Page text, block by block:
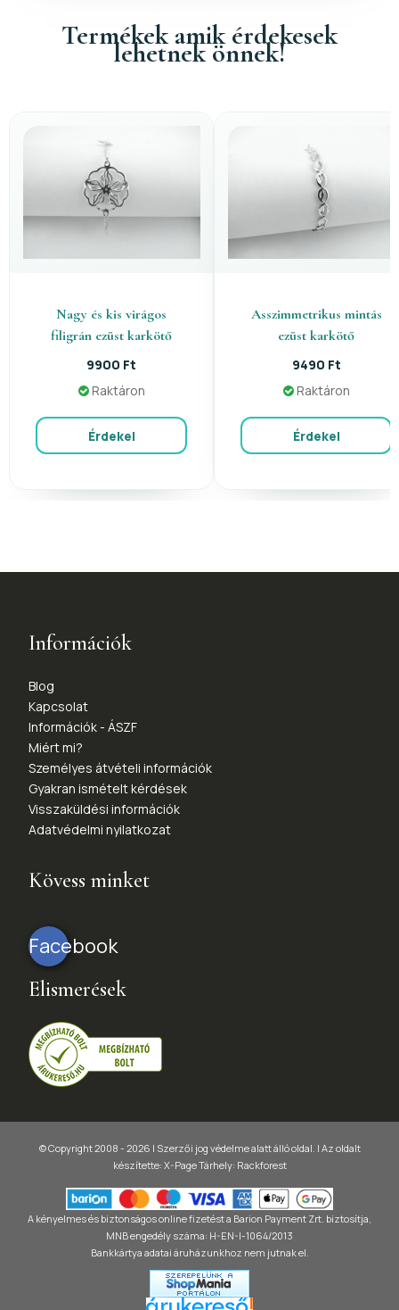
Termékek amik érdekesek
lehetnek önnek!
Nagy és kis virágos
filigrán ezüst karkötő
9900 Ft
Raktáron
Érdekel
Asszimmetrikus mintás
ezüst karkötő
9490 Ft
Raktáron
Érdekel
Információk
Blog
Kapcsolat
Információk - ÁSZF
Miért mi?
Személyes átvételi információk
Gyakran ismételt kérdések
Visszaküldési információk
Adatvédelmi nyilatkozat
Kövess minket
Facebook
Elismerések
© Copyright 2008 - 2026 | Szerzői jog védelme alatt álló oldal. | Az oldalt
készítette: X-PageTárhely: Rackforest
A kényelmes és biztonságos online fizetést a Barion Payment Zrt. biztosítja,
MNB engedély száma: H-EN-I-1064/2013
Bankkártya adatai áruházunkhoz nem jutnak el.